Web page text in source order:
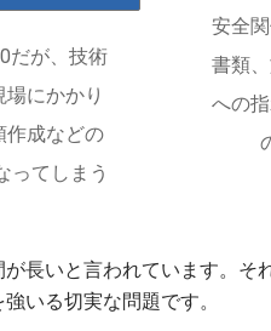
だが、技術
にかかり
作成などの
ってしまう
安全
書類
への
長いと言われています。そ
いる切実な問題です。